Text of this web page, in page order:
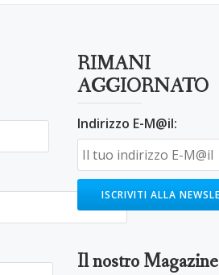
RIMANI
AGGIORNATO
Indirizzo E-M@il:
Il nostro Magazine